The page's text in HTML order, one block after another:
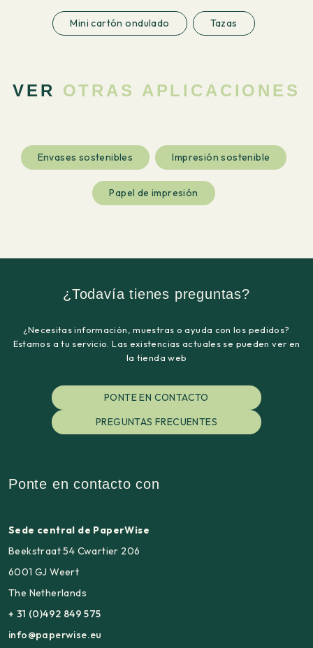
Mini cartón ondulado Tazas
VER OTRAS APLICACIONES
Envases sostenibles Impresión sostenible
Papel de impresión
¿Todavía tienes preguntas?
¿Necesitas información, muestras o ayuda con los pedidos?
Estamos a tu servicio. Las existencias actuales se pueden ver en
la tienda web
PONTE EN CONTACTO
PREGUNTAS FRECUENTES
Ponte en contacto con
Sede central de PaperWise
Beekstraat 54 Cwartier 206
6001 GJ Weert
The Netherlands
+ 31 (0)492 849 575
info@paperwise.eu